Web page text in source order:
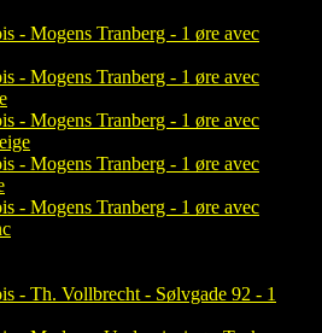
- Mogens Tranberg - 1 øre avec
- Mogens Tranberg - 1 øre avec
- Mogens Tranberg - 1 øre avec
- Mogens Tranberg - 1 øre avec
- Mogens Tranberg - 1 øre avec
- Th. Vollbrecht - Sølvgade 92 - 1